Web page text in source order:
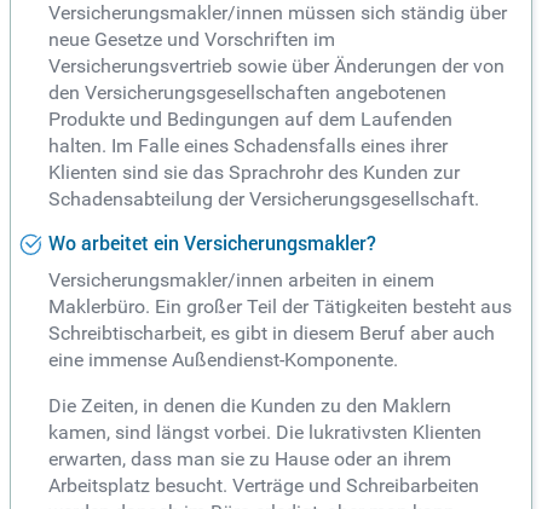
Versicherungsmakler/innen müssen sich ständig über
neue Gesetze und Vorschriften im
Versicherungsvertrieb sowie über Änderungen der von
den Versicherungsgesellschaften angebotenen
Produkte und Bedingungen auf dem Laufenden
halten. Im Falle eines Schadensfalls eines ihrer
Klienten sind sie das Sprachrohr des Kunden zur
Schadensabteilung der Versicherungsgesellschaft.
Wo arbeitet ein Versicherungsmakler?
Versicherungsmakler/innen arbeiten in einem
Maklerbüro. Ein großer Teil der Tätigkeiten besteht aus
Schreibtischarbeit, es gibt in diesem Beruf aber auch
eine immense Außendienst-Komponente.
Die Zeiten, in denen die Kunden zu den Maklern
kamen, sind längst vorbei. Die lukrativsten Klienten
erwarten, dass man sie zu Hause oder an ihrem
Arbeitsplatz besucht. Verträge und Schreibarbeiten